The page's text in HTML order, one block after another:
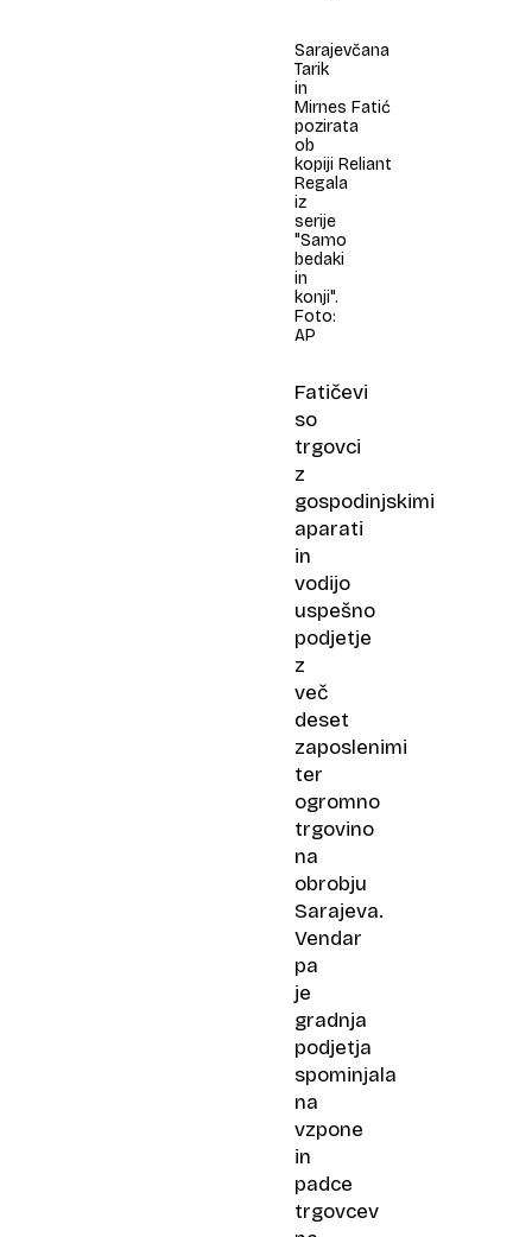
Sarajevčana
Tarik
in
Mirnes Fatić
pozirata
ob
kopiji Reliant
Regala
iz
serije
"Samo
bedaki
in
konji".
Foto:
AP
Fatičevi
so
trgovci
z
gospodinjskimi
aparati
in
vodijo
uspešno
podjetje
z
več
deset
zaposlenimi
ter
ogromno
trgovino
na
obrobju
Sarajeva.
Vendar
pa
je
gradnja
podjetja
spominjala
na
vzpone
in
padce
trgovcev